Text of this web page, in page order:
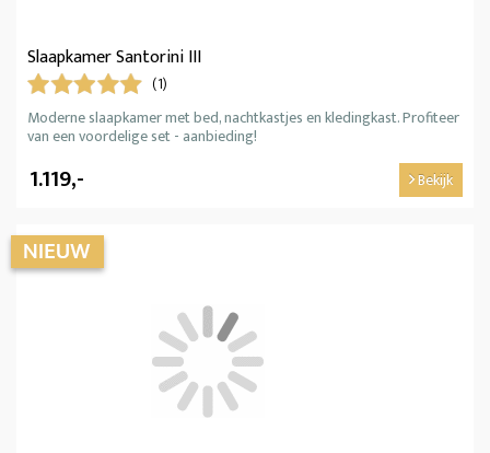
Slaapkamer Santorini III
(1)
Moderne slaapkamer met bed, nachtkastjes en kledingkast. Profiteer
van een voordelige set - aanbieding!
1.119,- Bekijk